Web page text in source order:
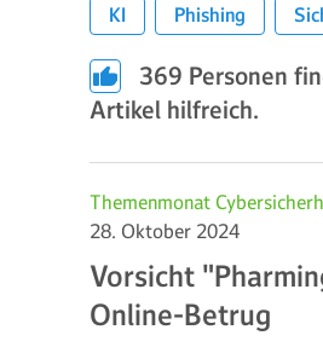
KI Phishing
369 Personen
Artikel hilfreich.
Themenmonat
28. Oktober 2024
Vorsicht
Online-Betrug